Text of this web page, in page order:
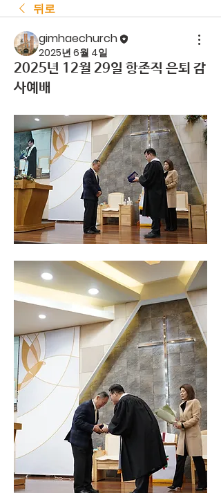
뒤로
gimhaechurch
2025년 6월 4일
2025년 12월 29일 항존직 은퇴 감
사예배